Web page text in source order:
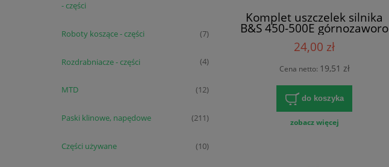
- części
Roboty koszące - części (7)
Rozdrabniacze - części (4)
MTD (12)
Paski klinowe, napędowe (211)
Części używane (10)
Komplet uszczelek silnika
B&S 450-500E górnozaworo
24,00 zł
Cena netto: 19,51 zł
do koszyka
zobacz więcej